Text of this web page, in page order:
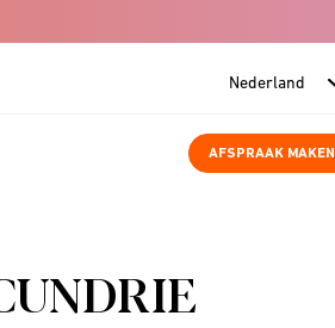
AFSPRAAK MAKEN